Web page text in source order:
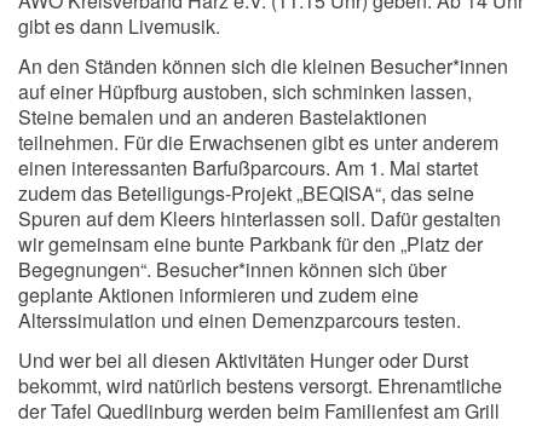
gibt es dann Livemusik.
An den Ständen können sich die kleinen Besucher*innen
auf einer Hüpfburg austoben, sich schminken lassen,
Steine bemalen und an anderen Bastelaktionen
teilnehmen. Für die Erwachsenen gibt es unter anderem
einen interessanten Barfußparcours. Am 1. Mai startet
zudem das Beteiligungs-Projekt „BEQISA“, das seine
Spuren auf dem Kleers hinterlassen soll. Dafür gestalten
wir gemeinsam eine bunte Parkbank für den „Platz der
Begegnungen“. Besucher*innen können sich über
geplante Aktionen informieren und zudem eine
Alterssimulation und einen Demenzparcours testen.
Und wer bei all diesen Aktivitäten Hunger oder Durst
bekommt, wird natürlich bestens versorgt. Ehrenamtliche
der Tafel Quedlinburg werden beim Familienfest am Grill